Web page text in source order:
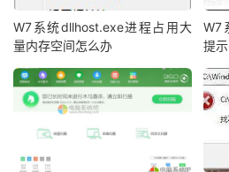
W7系统dllhost.exe进程占用大
量内存空间怎么办
W7
提